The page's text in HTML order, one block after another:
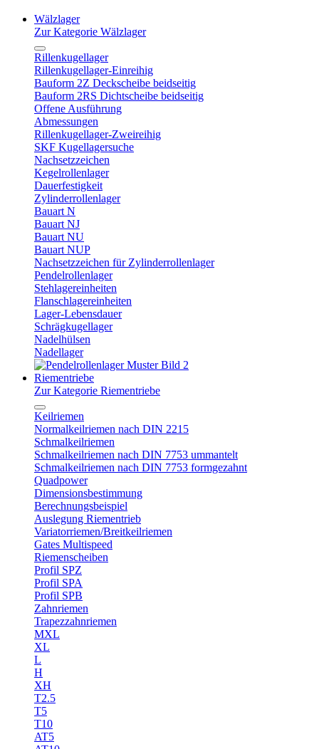
Wälzlager
Zur Kategorie Wälzlager
Rillenkugellager
Rillenkugellager-Einreihig
Bauform 2Z Deckscheibe beidseitig
Bauform 2RS Dichtscheibe beidseitig
Offene Ausführung
Abmessungen
Rillenkugellager-Zweireihig
SKF Kugellagersuche
Nachsetzzeichen
Kegelrollenlager
Dauerfestigkeit
Zylinderrollenlager
Bauart N
Bauart NJ
Bauart NU
Bauart NUP
Nachsetzzeichen für Zylinderrollenlager
Pendelrollenlager
Stehlagereinheiten
Flanschlagereinheiten
Lager-Lebensdauer
Schrägkugellager
Nadelhülsen
Nadellager
Riementriebe
Zur Kategorie Riementriebe
Keilriemen
Normalkeilriemen nach DIN 2215
Schmalkeilriemen
Schmalkeilriemen nach DIN 7753 ummantelt
Schmalkeilriemen nach DIN 7753 formgezahnt
Quadpower
Dimensionsbestimmung
Berechnungsbeispiel
Auslegung Riementrieb
Variatorriemen/Breitkeilriemen
Gates Multispeed
Riemenscheiben
Profil SPZ
Profil SPA
Profil SPB
Zahnriemen
Trapezzahnriemen
MXL
XL
L
H
XH
T2.5
T5
T10
AT5